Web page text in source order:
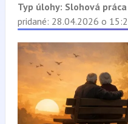
Typ úlohy: Slohová práca
pridané: 28.04.2026 o